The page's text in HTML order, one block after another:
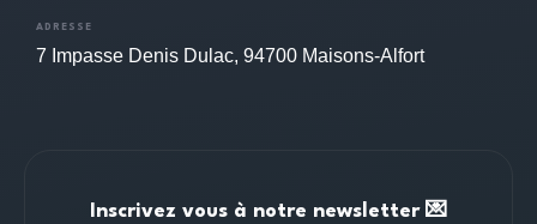
ADRESSE
7 Impasse Denis Dulac, 94700 Maisons-Alfort
Inscrivez vous à notre newsletter 💌